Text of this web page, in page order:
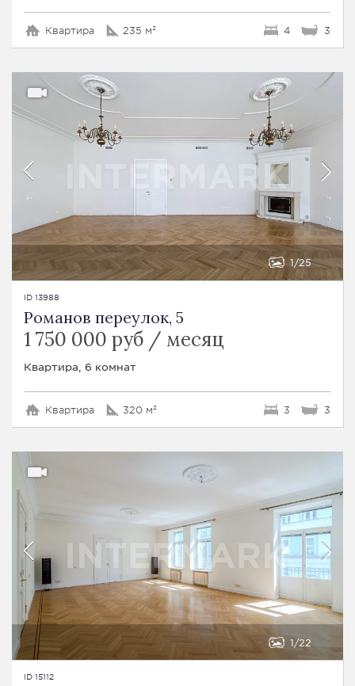
Квартира 235 м² 4 3
1 25
ID 13988
Романов переулок, 5
1 750 000 руб / месяц
Квартира, 6 комнат
Квартира 320 м² 3 3
1 22
ID 15112